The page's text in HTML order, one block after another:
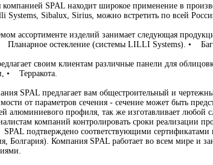
компанией SPAL находит широкое применение в
Systems, Sibalux, Sirius, можно встретить по всей
ассортименте изделий занимает следующая
Планарное остекление (системы LILLI Systems). •
своим клиентам различные панели для
• Терракота.
SPAL предлагает вам общестроительный и
от параметров сечения - сечение может быть
алюминиевого профиля, так же изготавливает любой
компаний контролировать сроки реализации
подтверждено соответствующими
Болгария). Компания SPAL работает во всем мире и